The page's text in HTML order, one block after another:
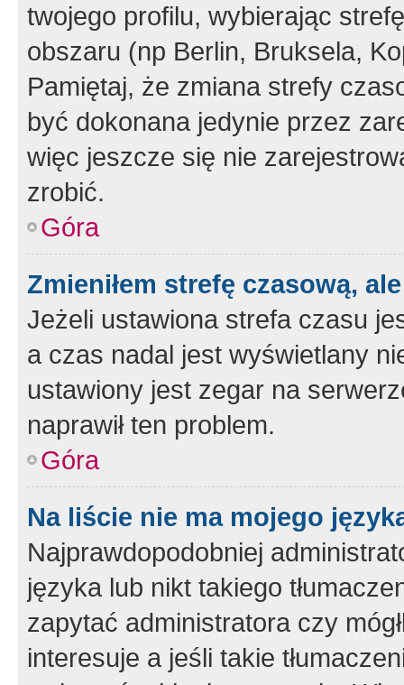
twojego profilu, wybierając
obszaru (np Berlin, Bruksela,
Pamiętaj, że zmiana strefy
być dokonana jedynie przez
więc jeszcze się nie
zrobić.
Góra
Zmieniłem strefę czasową,
Jeżeli ustawiona strefa czasu
a czas nadal jest wyświetlany
ustawiony jest zegar na
naprawił ten problem.
Góra
Na liście nie ma mojego
Najprawdopodobniej
języka lub nikt takiego
zapytać administratora czy
interesuje a jeśli takie